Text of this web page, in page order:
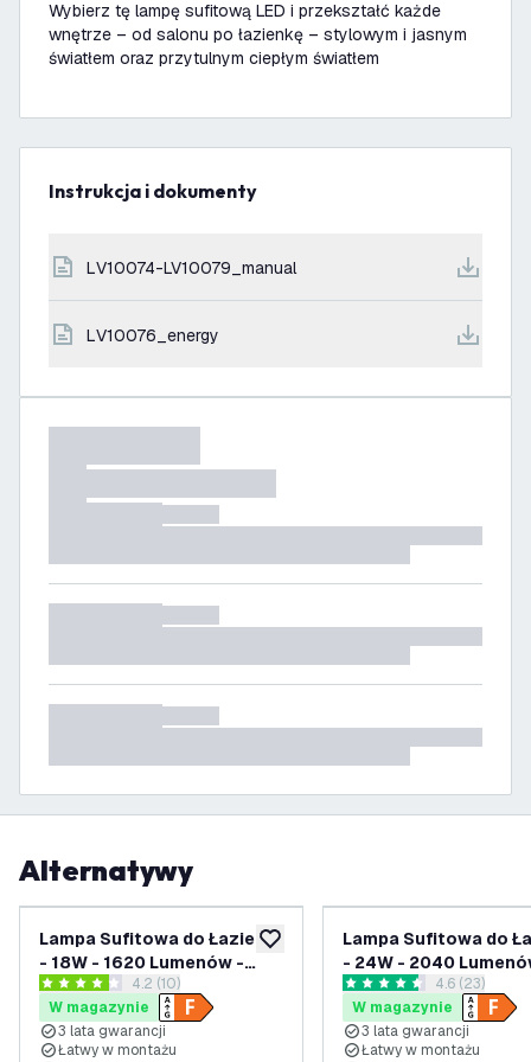
Wybierz tę lampę sufitową LED i przekształć każde
wnętrze – od salonu po łazienkę – stylowym i jasnym
światłem oraz przytulnym ciepłym światłem
Instrukcja i dokumenty
LV10074-LV10079_manual
LV10076_energy
Alternatywy
dodaj do listy życzeń
Lampa Sufitowa do Łazienki
- 18W - 1620 Lumenów -
Biały - Ø29 CM - IP44
Wodoodporność - 2700K -
Lampa Sufitowa LED
otwórz panel recenzji
4.2 Gwiazdki oceny
4.2 (10)
W magazynie
3 lata gwarancji
Łatwy w montażu
Lampa Sufitowa do
- 24W - 2040
Czarny - Ø42 CM -
Wodoodporność -
Lampa Sufitowa LED
otwórz
4.6 Gwiazdki oceny
4.6 (23)
W magazynie
3 lata gwarancji
Łatwy w montażu